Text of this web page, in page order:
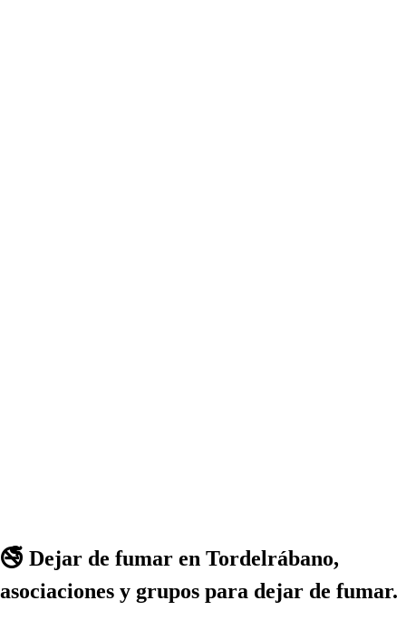
🚭 Dejar dе fumar en Tordelrábano,
asociaciones у grupos pаrа dejar dе fumar.